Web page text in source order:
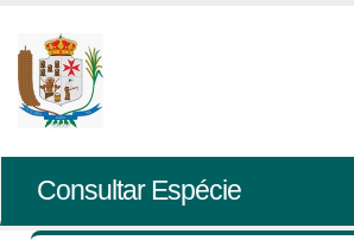
Consultar Espécie